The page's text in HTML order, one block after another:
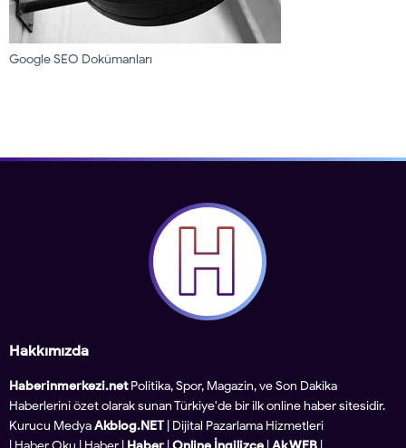
Google SEO Dokümanları
Hakkımızda
Haberinmerkezi.netPolitika, Spor, Magazin, ve Son Dakika
Haberlerini özet olarak sunan Türkiye'de bir ilk online haber sitesidir.
Kurucu MedyaAkblog.NET | Dijital Pazarlama Hizmetleri